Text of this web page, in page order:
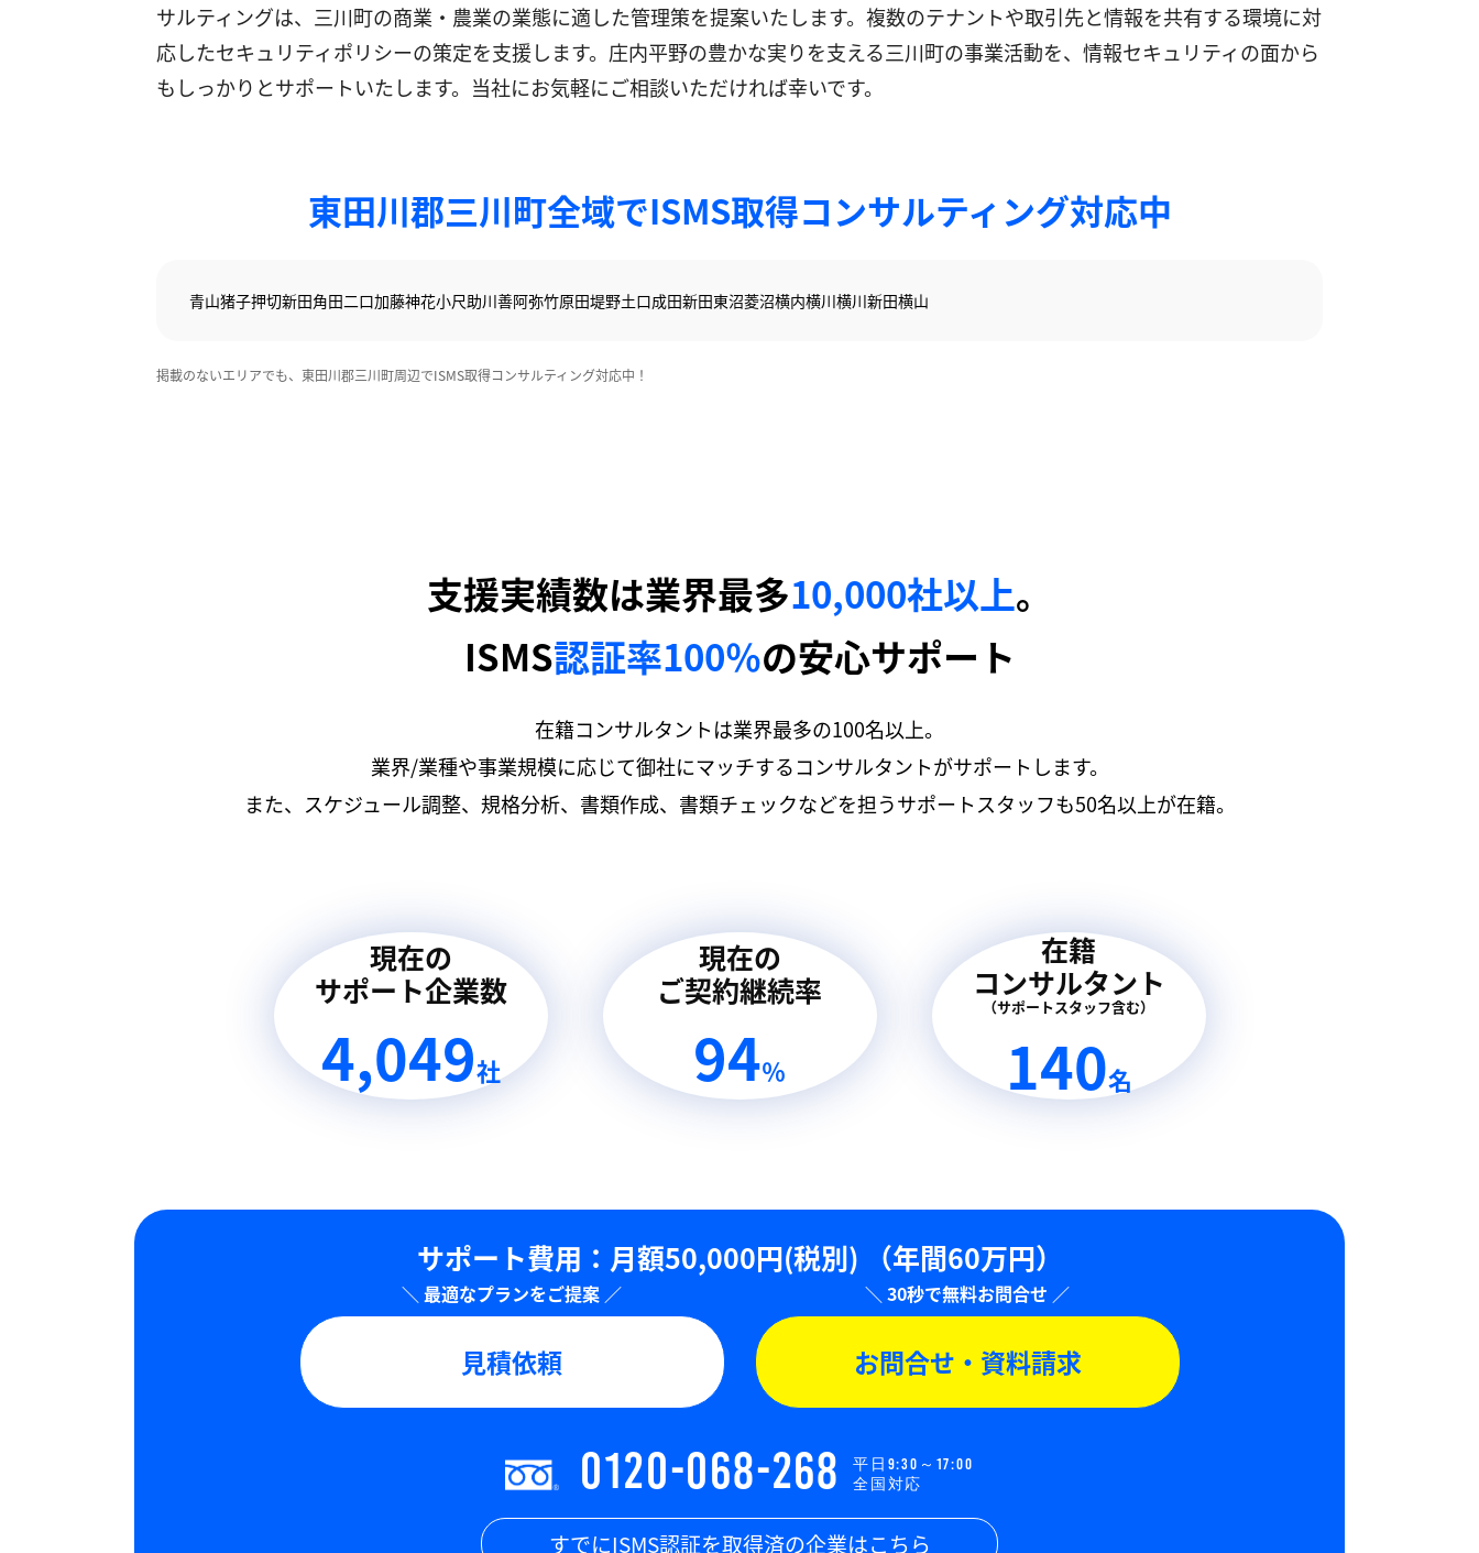
サルティングは、三川町の商業・農業の業態に適した管理策を提案いたします。複数のテナントや取引先と情報を共有する環境に対
応したセキュリティポリシーの策定を支援します。庄内平野の豊かな実りを支える三川町の事業活動を、情報セキュリティの面から
もしっかりとサポートいたします。当社にお気軽にご相談いただければ幸いです。
東田川郡三川町全域でISMS取得コンサルティング対応中
青山猪子押切新田角田二口加藤神花小尺助川善阿弥竹原田堤野土口成田新田東沼菱沼横内横川横川新田横山
掲載のないエリアでも、東田川郡三川町周辺でISMS取得コンサルティング対応中！
支援実績数は業界最多10,000社以上。
ISMS認証率100％の安心サポート
在籍コンサルタントは業界最多の100名以上。
業界/業種や事業規模に応じて御社にマッチするコンサルタントがサポートします。
また、スケジュール調整、規格分析、書類作成、書類チェックなどを担うサポートスタッフも50名以上が在籍。
現在の
サポート企業数
4,049社
現在の
ご契約継続率
94％
在籍
コンサルタント
（サポートスタッフ含む）
140名
サポート費用：⽉額50,000円(税別) （年間60万円）
見積依頼 お問合せ・資料請求
0120-068-268
平日9:30～17:00
全国対応
すでにISMS認証を取得済の企業はこちら